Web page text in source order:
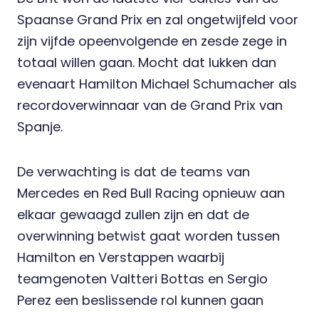
Spaanse Grand Prix en zal ongetwijfeld voor
zijn vijfde opeenvolgende en zesde zege in
totaal willen gaan. Mocht dat lukken dan
evenaart Hamilton Michael Schumacher als
recordoverwinnaar van de Grand Prix van
Spanje.
De verwachting is dat de teams van
Mercedes en Red Bull Racing opnieuw aan
elkaar gewaagd zullen zijn en dat de
overwinning betwist gaat worden tussen
Hamilton en Verstappen waarbij
teamgenoten Valtteri Bottas en Sergio
Perez een beslissende rol kunnen gaan